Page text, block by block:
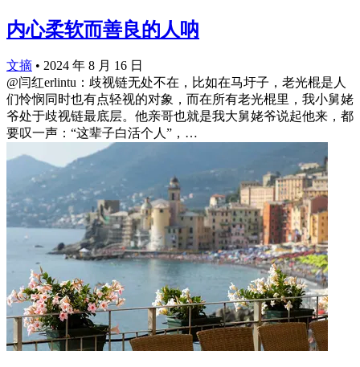
内心柔软而善良的人呐
文摘 • 2024 年 8 月 16 日
@闫红erlintu：歧视链无处不在，比如在马圩子，老光棍是人
们怜悯同时也有点轻视的对象，而在所有老光棍里，我小舅姥
爷处于歧视链最底层。他亲哥也就是我大舅姥爷说起他来，都
要叹一声：“这辈子白活个人”，…